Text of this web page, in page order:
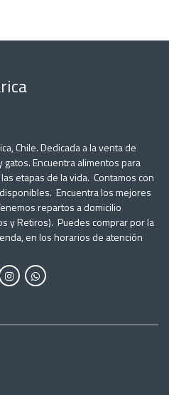
Chile. Dedicada a la venta de
Encuentra alimentos para
etapas de la vida. Contamos con
Encuentra los mejores
repartos a domicilio
y Retiros). Puedes comprar por la
en los horarios de atención